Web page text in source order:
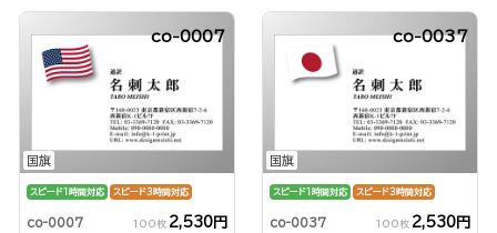
国旗
co-0007
スピード1時間対応 スピード3時間対応
co-0007 100枚 2,530円
国旗
co-0037
スピード1時間対応 スピード3時間対応
co-0037 100枚 2,530円